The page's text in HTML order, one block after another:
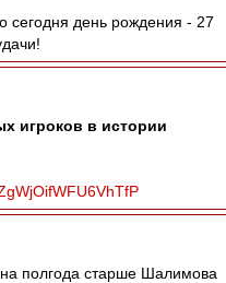
сегодня день рождения - 27
игроков в истории
на полгода старше Шалимова